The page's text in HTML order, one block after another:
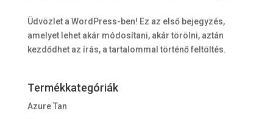
Üdvözlet a WordPress-ben! Ez az első bejegyzés,
amelyet lehet akár módosítani, akár törölni, aztán
kezdődhet az írás, a tartalommal történő feltöltés.
Termékkategóriák
Azure Tan